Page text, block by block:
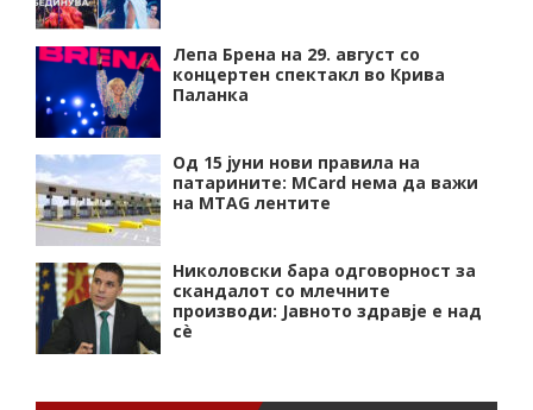
Лепа Брена на 29. август со
концертен спектакл во Крива
Паланка
Од 15 јуни нови правила на
патарините: MCard нема да важи
на MTAG лентите
Николовски бара одговорност за
скандалот со млечните
производи: Јавното здравје е над
сѐ